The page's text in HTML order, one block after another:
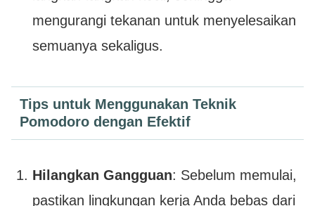
mengurangi tekanan untuk menyelesaikan
semuanya sekaligus.
Tips untuk Menggunakan Teknik
Pomodoro dengan Efektif
Hilangkan Gangguan: Sebelum memulai,
pastikan lingkungan kerja Anda bebas dari